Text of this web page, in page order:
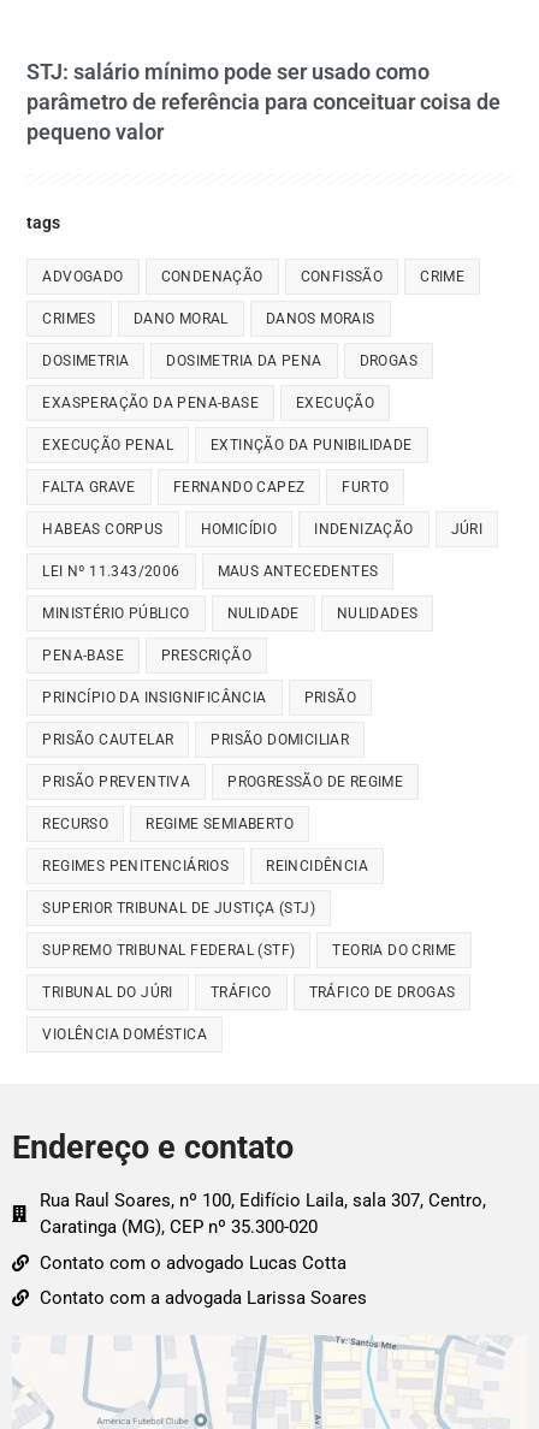
STJ: salário mínimo pode ser usado como
parâmetro de referência para conceituar coisa de
pequeno valor
tags
ADVOGADO CONDENAÇÃO CONFISSÃO CRIME
CRIMES DANO MORAL DANOS MORAIS
DOSIMETRIA DOSIMETRIA DA PENA DROGAS
EXASPERAÇÃO DA PENA-BASE EXECUÇÃO
EXECUÇÃO PENAL EXTINÇÃO DA PUNIBILIDADE
FALTA GRAVE FERNANDO CAPEZ FURTO
HABEAS CORPUS HOMICÍDIO INDENIZAÇÃO JÚRI
LEI Nº 11.343/2006 MAUS ANTECEDENTES
MINISTÉRIO PÚBLICO NULIDADE NULIDADES
PENA-BASE PRESCRIÇÃO
PRINCÍPIO DA INSIGNIFICÂNCIA PRISÃO
PRISÃO CAUTELAR PRISÃO DOMICILIAR
PRISÃO PREVENTIVA PROGRESSÃO DE REGIME
RECURSO REGIME SEMIABERTO
REGIMES PENITENCIÁRIOS REINCIDÊNCIA
SUPERIOR TRIBUNAL DE JUSTIÇA (STJ)
SUPREMO TRIBUNAL FEDERAL (STF) TEORIA DO CRIME
TRIBUNAL DO JÚRI TRÁFICO TRÁFICO DE DROGAS
VIOLÊNCIA DOMÉSTICA
Endereço e contato
Rua Raul Soares, nº 100, Edifício Laila, sala 307, Centro,
Caratinga (MG), CEP nº 35.300-020
Contato com o advogado Lucas Cotta
Contato com a advogada Larissa Soares